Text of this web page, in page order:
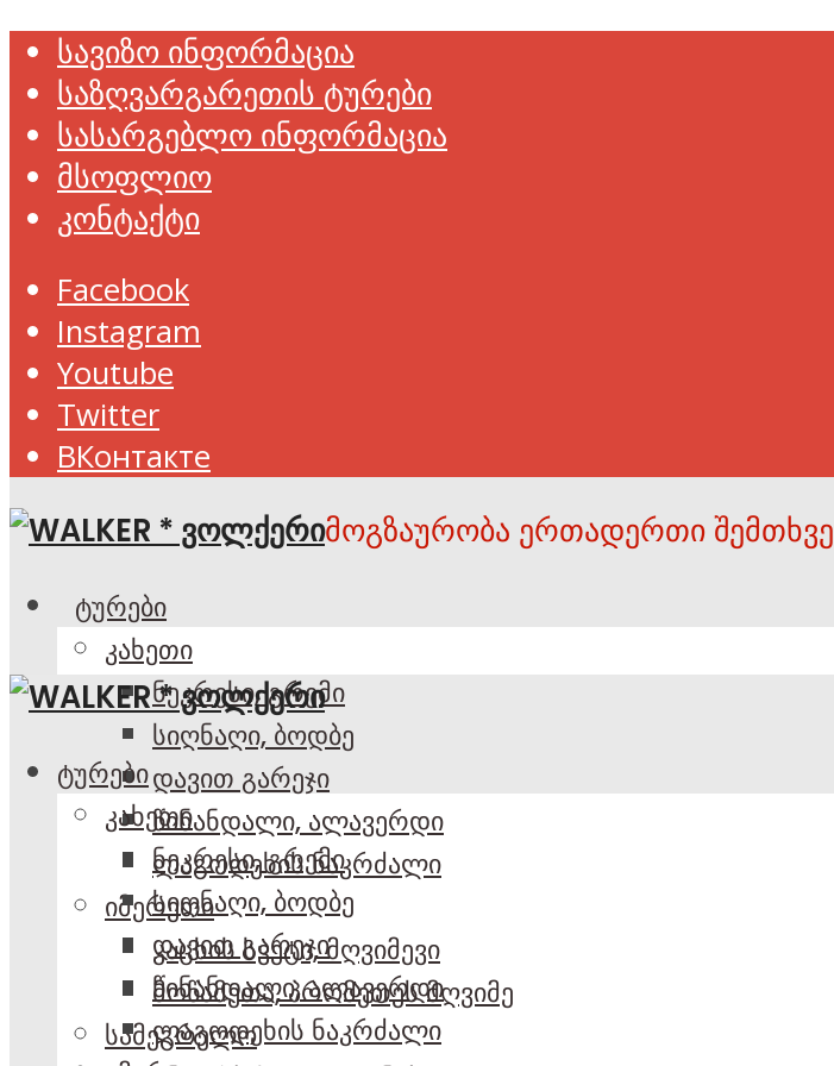
სავიზო ინფორმაცია
საზღვარგარეთის ტურები
სასარგებლო ინფორმაცია
მსოფლიო
კონტაქტი
Facebook
Instagram
Youtube
Twitter
ВКонтакте
მოგზაურობა ერთადერთი
ტურები
კახეთი
ნეკრესი, გრემი
სიღნაღი, ბოდბე
დავით გარეჯი
წინანდალი, ალავერდი
ლაგოდეხის ნაკრძალი
იმერეთი
კაცხის სვეტი, მღვიმევი
მოწამეთა, პრომეთეს მღვიმე
სამეგრელო
ტურები
კახეთი
ნეკრესი, გრემი
სიღნაღი, ბოდბე
დავით გარეჯი
წინანდალი, ალავერდი
ლაგოდეხის ნაკრძალი